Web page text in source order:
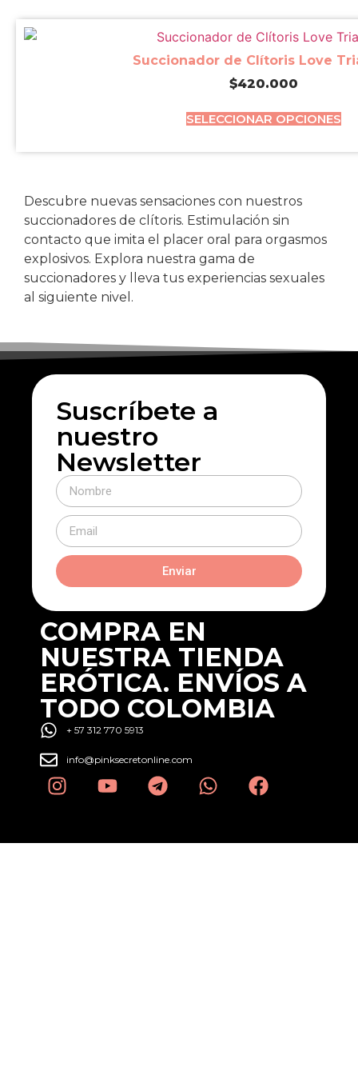
Succionador de Clítoris Love
$420.000
SELECCIONAR OPCIONES
Descubre nuevas sensaciones con nuestros
succionadores de clítoris. Estimulación sin
contacto que imita el placer oral para orgasmos
explosivos. Explora nuestra gama de
succionadores y lleva tus experiencias sexuales
al siguiente nivel.
Suscríbete a
nuestro
Newsletter
Enviar
COMPRA EN
NUESTRA TIENDA
ERÓTICA. ENVÍOS A
TODO COLOMBIA
+ 57 312 770 5913
info@pinksecretonline.com